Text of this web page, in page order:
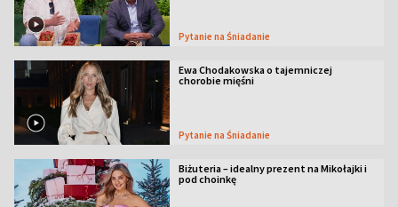
Pytanie na Śniadanie
Ewa Chodakowska o tajemniczej
chorobie mięśni
Pytanie na Śniadanie
Biżuteria – idealny prezent na Mikołajki i
pod choinkę